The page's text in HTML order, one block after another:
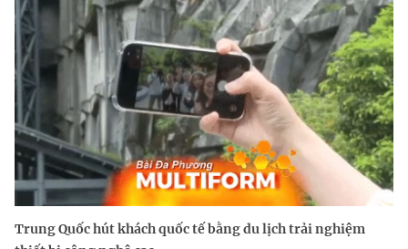
Trung Quốc hút khách quốc tế bằng du lịch trải nghiệm